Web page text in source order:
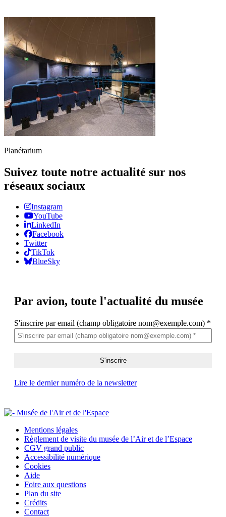
Planétarium
Suivez toute notre actualité sur nos
réseaux sociaux
Instagram
YouTube
LinkedIn
Facebook
Twitter
TikTok
BlueSky
Par avion, toute l'actualité du musée
S'inscrire par email (champ obligatoire nom@exemple.com) *
Lire le dernier numéro de la newsletter
Mentions légales
Règlement de visite du musée de l’Air et de l’Espace
CGV grand public
Accessibilité numérique
Cookies
Aide
Foire aux questions
Plan du site
Crédits
Contact